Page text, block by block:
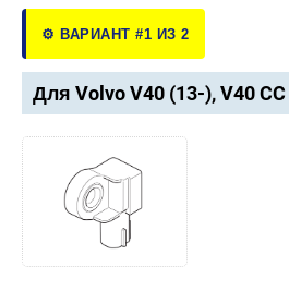
⚙️ ВАРИАНТ #1 ИЗ 2
Для Volvo V40 (13-), V40 CC